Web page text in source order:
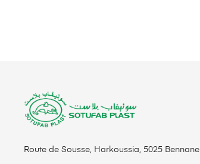
Route de Sousse, Harkoussia, 5025 Bennane